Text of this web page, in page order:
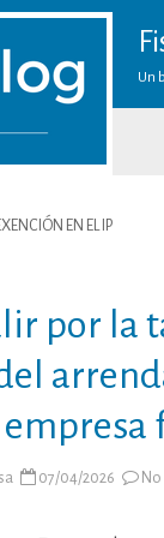
Un
EN EL IP
por la
07/04/2026